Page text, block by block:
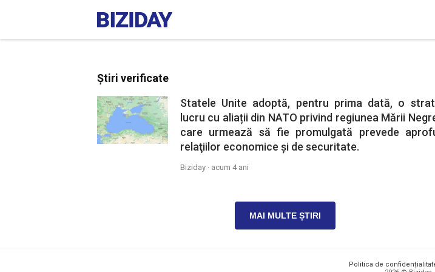
Știri verificate
Statele Unite adoptă, pentru prima dată, o
lucru cu aliații din NATO privind regiunea Mării
care urmează să fie promulgată prevede
relaţiilor economice şi de securitate.
Biziday · acum 4 ani
MAI MULTE ȘTIRI
Politica de